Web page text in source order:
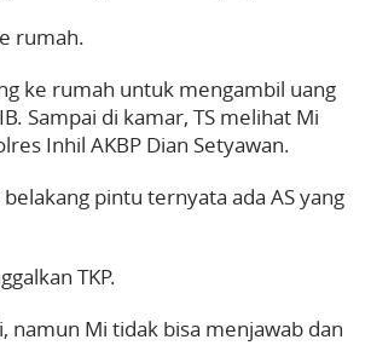
rumah.
ke rumah untuk mengambil uang
Sampai di kamar, TS melihat Mi
Inhil AKBP Dian Setyawan.
pintu ternyata ada AS yang
TKP.
namun Mi tidak bisa menjawab dan